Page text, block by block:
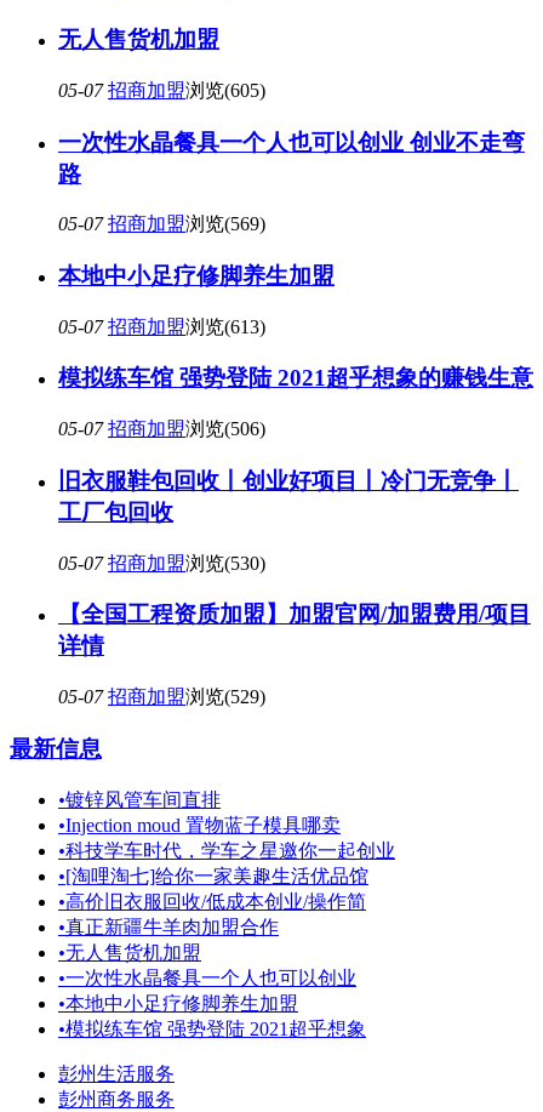
无人售货机加盟
05-07 招商加盟浏览(605)
一次性水晶餐具一个人也可以创业 创业不走弯
路
05-07 招商加盟浏览(569)
本地中小足疗修脚养生加盟
05-07 招商加盟浏览(613)
模拟练车馆 强势登陆 2021超乎想象的赚钱生意
05-07 招商加盟浏览(506)
旧衣服鞋包回收丨创业好项目丨冷门无竞争丨
工厂包回收
05-07 招商加盟浏览(530)
【全国工程资质加盟】加盟官网/加盟费用/项目
详情
05-07 招商加盟浏览(529)
最新信息
•镀锌风管车间直排
•Injection moud 置物蓝子模具哪卖
•科技学车时代，学车之星邀你一起创业
•[淘哩淘七]给你一家美趣生活优品馆
•高价旧衣服回收/低成本创业/操作简
•真正新疆牛羊肉加盟合作
•无人售货机加盟
•一次性水晶餐具一个人也可以创业
•本地中小足疗修脚养生加盟
•模拟练车馆 强势登陆 2021超乎想象
彭州生活服务
彭州商务服务